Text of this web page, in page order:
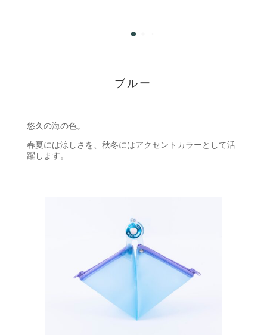
ブルー
悠久の海の色。
春夏には涼しさを、秋冬にはアクセントカラーとして活
躍します。